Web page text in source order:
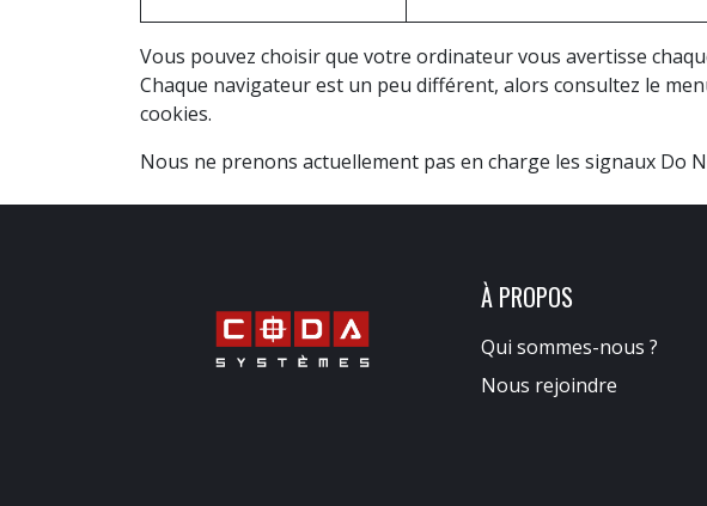
Vous pouvez choisir que votre ordinateur vous avertisse
Chaque navigateur est un peu différent, alors consultez le
cookies.
Nous ne prenons actuellement pas en charge les signaux Do
À PROPOS
Qui sommes-nous ?
Nous rejoindre